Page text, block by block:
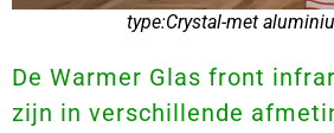
type:Crystal-met
De Warmer Glas front
zijn in verschillende